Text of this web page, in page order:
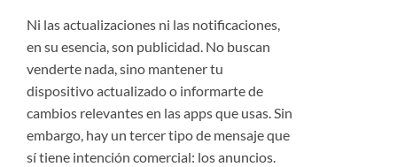
Ni las actualizaciones ni las notificaciones,
en su esencia, son publicidad. No buscan
venderte nada, sino mantener tu
dispositivo actualizado o informarte de
cambios relevantes en las apps que usas. Sin
embargo, hay un tercer tipo de mensaje que
sí tiene intención comercial: los anuncios.